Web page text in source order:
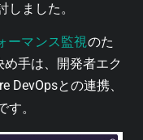
ました。
ーマンス監視のた
手は、開発者エク
DevOpsとの連携、
。